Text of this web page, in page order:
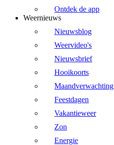
Ontdek de app
Weernieuws
Nieuwsblog
Weervideo's
Nieuwsbrief
Hooikoorts
Maandverwachting
Feestdagen
Vakantieweer
Zon
Energie